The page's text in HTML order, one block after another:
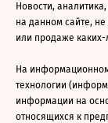
Новости,
на данном сайте,
или продаже каких-
На
технологии
информации на
относящихся к